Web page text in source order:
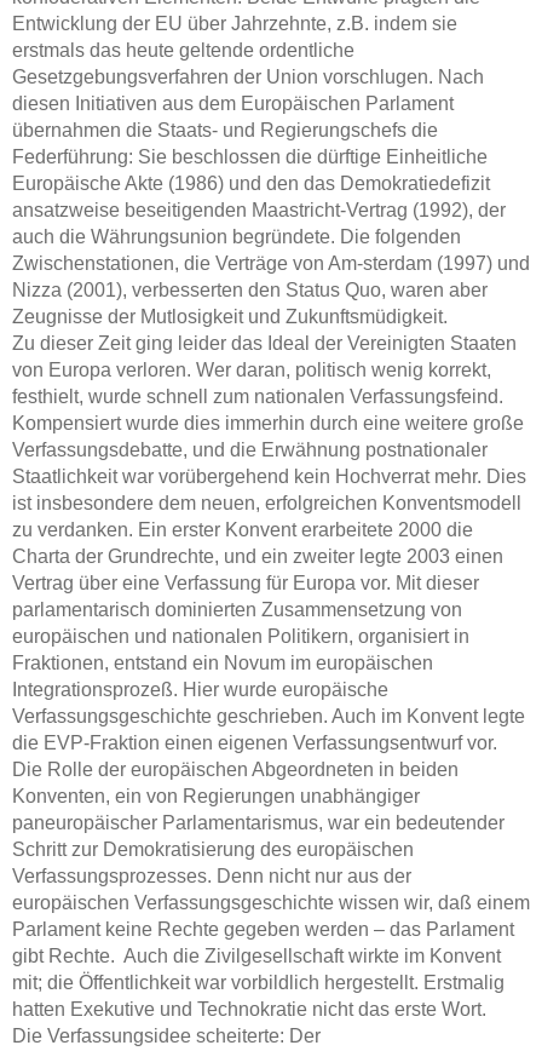
Entwicklung der EU über Jahrzehnte, z.B. indem sie
erstmals das heute geltende ordentliche
Gesetzgebungsverfahren der Union vorschlugen. Nach
diesen Initiativen aus dem Europäischen Parlament
übernahmen die Staats- und Regierungschefs die
Federführung: Sie beschlossen die dürftige Einheitliche
Europäische Akte (1986) und den das Demokratiedefizit
ansatzweise beseitigenden Maastricht-Vertrag (1992), der
auch die Währungsunion begründete. Die folgenden
Zwischenstationen, die Verträge von Am-sterdam (1997) und
Nizza (2001), verbesserten den Status Quo, waren aber
Zeugnisse der Mutlosigkeit und Zukunftsmüdigkeit.
Zu dieser Zeit ging leider das Ideal der Vereinigten Staaten
von Europa verloren. Wer daran, politisch wenig korrekt,
festhielt, wurde schnell zum nationalen Verfassungsfeind.
Kompensiert wurde dies immerhin durch eine weitere große
Verfassungsdebatte, und die Erwähnung postnationaler
Staatlichkeit war vorübergehend kein Hochverrat mehr. Dies
ist insbesondere dem neuen, erfolgreichen Konventsmodell
zu verdanken. Ein erster Konvent erarbeitete 2000 die
Charta der Grundrechte, und ein zweiter legte 2003 einen
Vertrag über eine Verfassung für Europa vor. Mit dieser
parlamentarisch dominierten Zusammensetzung von
europäischen und nationalen Politikern, organisiert in
Fraktionen, entstand ein Novum im europäischen
Integrationsprozeß. Hier wurde europäische
Verfassungsgeschichte geschrieben. Auch im Konvent legte
die EVP-Fraktion einen eigenen Verfassungsentwurf vor.
Die Rolle der europäischen Abgeordneten in beiden
Konventen, ein von Regierungen unabhängiger
paneuropäischer Parlamentarismus, war ein bedeutender
Schritt zur Demokratisierung des europäischen
Verfassungsprozesses. Denn nicht nur aus der
europäischen Verfassungsgeschichte wissen wir, daß einem
Parlament keine Rechte gegeben werden – das Parlament
gibt Rechte. Auch die Zivilgesellschaft wirkte im Konvent
mit; die Öffentlichkeit war vorbildlich hergestellt. Erstmalig
hatten Exekutive und Technokratie nicht das erste Wort.
Die Verfassungsidee scheiterte: Der